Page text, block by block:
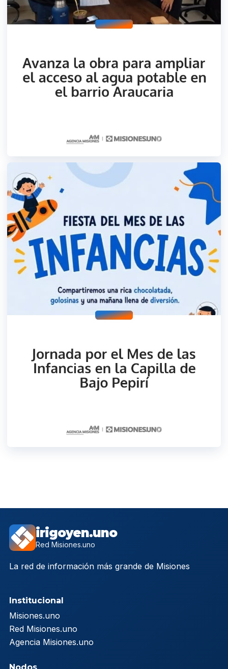
irigoyen.uno
Red Misiones.uno
La red de información más grande de Misiones
Institucional
Misiones.uno
Red Misiones.uno
Agencia Misiones.uno